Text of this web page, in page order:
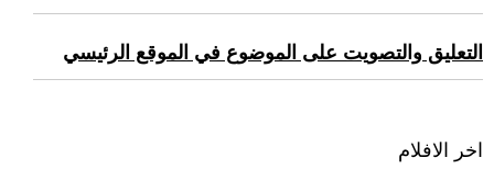
التعليق والتصويت على الموضوع في الموقع الرئيسي
اخر الافلام